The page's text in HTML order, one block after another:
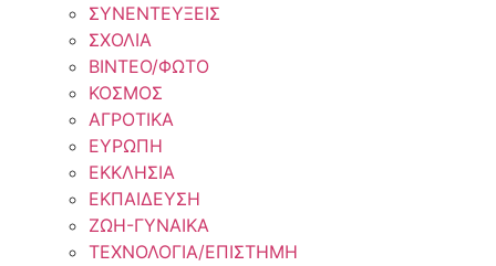
ΣΥΝΕΝΤΕΥΞΕΙΣ
ΣΧΟΛΙΑ
ΒΙΝΤΕΟ/ΦΩΤΟ
ΚΟΣΜΟΣ
ΑΓΡΟΤΙΚΑ
ΕΥΡΩΠΗ
ΕΚΚΛΗΣΙΑ
ΕΚΠΑΙΔΕΥΣΗ
ΖΩΗ-ΓΥΝΑΙΚΑ
ΤΕΧΝΟΛΟΓΙΑ/ΕΠΙΣΤΗΜΗ